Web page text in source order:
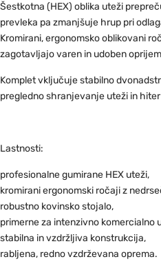
Šestkotna (HEX) oblika uteži
prevleka pa zmanjšuje hrup pri
Kromirani, ergonomsko oblikovani
zagotavljajo varen in udoben
Komplet vključuje stabilno
pregledno shranjevanje uteži in
Lastnosti:
profesionalne gumirane HEX uteži,
kromirani ergonomski ročaji z
robustno kovinsko stojalo,
primerne za intenzivno komercialno
stabilna in vzdržljiva konstrukcija,
rabljena, redno vzdrževana oprema.